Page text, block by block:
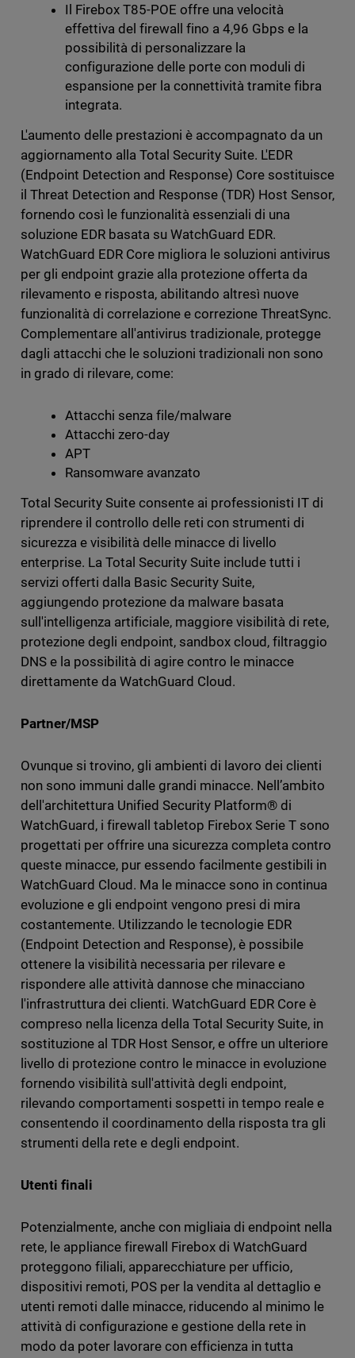
Il Firebox T85-POE offre una velocità
effettiva del firewall fino a 4,96 Gbps e la
possibilità di personalizzare la
configurazione delle porte con moduli di
espansione per la connettività tramite fibra
integrata.
L'aumento delle prestazioni è accompagnato da un
aggiornamento alla Total Security Suite. L'EDR
(Endpoint Detection and Response) Core sostituisce
il Threat Detection and Response (TDR) Host Sensor,
fornendo così le funzionalità essenziali di una
soluzione EDR basata su WatchGuard EDR.
WatchGuard EDR Core migliora le soluzioni antivirus
per gli endpoint grazie alla protezione offerta da
rilevamento e risposta, abilitando altresì nuove
funzionalità di correlazione e correzione ThreatSync.
Complementare all'antivirus tradizionale, protegge
dagli attacchi che le soluzioni tradizionali non sono
in grado di rilevare, come:
Attacchi senza file/malware
Attacchi zero-day
APT
Ransomware avanzato
Total Security Suite consente ai professionisti IT di
riprendere il controllo delle reti con strumenti di
sicurezza e visibilità delle minacce di livello
enterprise. La Total Security Suite include tutti i
servizi offerti dalla Basic Security Suite,
aggiungendo protezione da malware basata
sull'intelligenza artificiale, maggiore visibilità di rete,
protezione degli endpoint, sandbox cloud, filtraggio
DNS e la possibilità di agire contro le minacce
direttamente da WatchGuard Cloud.
Partner/MSP
Ovunque si trovino, gli ambienti di lavoro dei clienti
non sono immuni dalle grandi minacce. Nell’ambito
dell'architettura Unified Security Platform® di
WatchGuard, i firewall tabletop Firebox Serie T sono
progettati per offrire una sicurezza completa contro
queste minacce, pur essendo facilmente gestibili in
WatchGuard Cloud. Ma le minacce sono in continua
evoluzione e gli endpoint vengono presi di mira
costantemente. Utilizzando le tecnologie EDR
(Endpoint Detection and Response), è possibile
ottenere la visibilità necessaria per rilevare e
rispondere alle attività dannose che minacciano
l'infrastruttura dei clienti. WatchGuard EDR Core è
compreso nella licenza della Total Security Suite, in
sostituzione al TDR Host Sensor, e offre un ulteriore
livello di protezione contro le minacce in evoluzione
fornendo visibilità sull'attività degli endpoint,
rilevando comportamenti sospetti in tempo reale e
consentendo il coordinamento della risposta tra gli
strumenti della rete e degli endpoint.
Utenti finali
Potenzialmente, anche con migliaia di endpoint nella
rete, le appliance firewall Firebox di WatchGuard
proteggono filiali, apparecchiature per ufficio,
dispositivi remoti, POS per la vendita al dettaglio e
utenti remoti dalle minacce, riducendo al minimo le
attività di configurazione e gestione della rete in
modo da poter lavorare con efficienza in tutta